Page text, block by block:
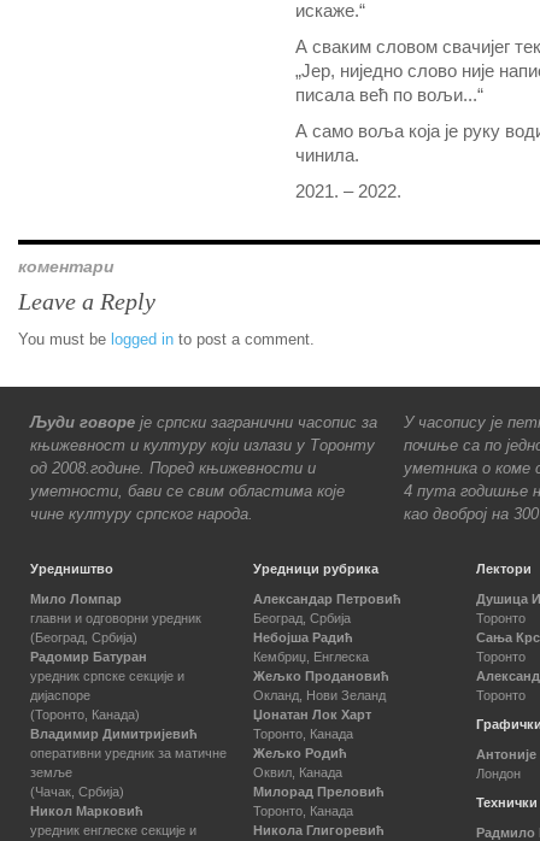
искаже.“
А сваким словом свачијег
„Јер, ниједно слово није
писала већ по вољи...“
А само воља која је руку
чинила.
2021. – 2022.
коментари
Leave a Reply
You must be logged in to post a comment.
Људи говоре је српски загранични часопис за
књижевност и културу који излази у Торонту
од 2008.године. Поред књижевности и
уметности, бави се свим областима које
чине културу српског народа.
У часопису је
почиње са по
уметника о коме
4 пута годишње
као двоброј на
Уредништво
Мило Ломпар
главни и одговорни уредник
(Београд, Србија)
Радомир Батуран
уредник српске секције и
дијаспоре
(Торонто, Канада)
Владимир Димитријевић
оперативни уредник за матичне
земље
(Чачак, Србија)
Никол Марковић
уредник енглеске секције и
Уредници рубрика
Александар Петровић
Београд, Србија
Небојша Радић
Кембриџ, Енглеска
Жељко Продановић
Окланд, Нови Зеланд
Џонатан Лок Харт
Торонто, Канада
Жељко Родић
Оквил, Канада
Милорад Преловић
Торонто, Канада
Никола Глигоревић
Лектори
Душица
Торонто
Сања
Торонто
Торонто
Лондон